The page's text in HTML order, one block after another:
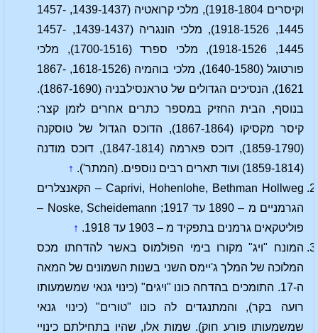
וקיסרים 1918-1804), מלכי קרואטיה (1439-1437, 1457-
1445, 1918-1526), מלכי הונגריה (1439-1437, 1457-
1445, 1918-1526), מלכי ספרד (1700-1516), מלכי
פורטוגל (1640-1580), מלכי בוהמיה (1618-1526, 1867-
1621), הנסיכים הגדולים של טראנסילבניה (1867-1690).
בנוסף, הבית החזיק במספר כתרים אחרים לזמן קצר:
קיסר מקסיקו (1867-1864), הדוכס הגדול של טוסקנה
(1859-1790), דוכס פארמה (1847-1814), דוכס מודנה
(1859-1814) ועוד תארים רבים נוספים. (המתר').
↑
Caprivi, Hohenlohe, Bethman Hollweg – הקאנצלרים
הגרמניים מ – 1890 עד 1917; Noske, Scheidemann –
פוליטקאים גרמנים בתפקיד מ – 1903 עד 1918.
↑
המונח "ויג" מקורו בימי הפולמוס באשר להדחתו מכס
המלוכה של המלך ג'יימס השני בשנות השמונים של המאה
ה-17. התומכים בהדחה כונו "ויגים" (כינוי גנאי שמשמעותו
רועה בקר), והמתנגדים לה כונו "טורים" (כינוי גנאי
שמשמעותו פורע חוק). שמות אלו, שהיו בתחילתם כינויי